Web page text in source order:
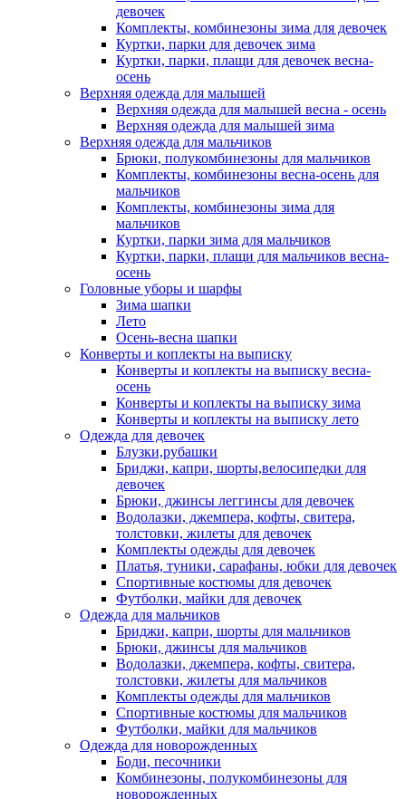
девочек
Комплекты, комбинезоны зима для девочек
Куртки, парки для девочек зима
Куртки, парки, плащи для девочек весна-
осень
Верхняя одежда для малышей
Верхняя одежда для малышей весна - осень
Верхняя одежда для малышей зима
Верхняя одежда для мальчиков
Брюки, полукомбинезоны для мальчиков
Комплекты, комбинезоны весна-осень для
мальчиков
Комплекты, комбинезоны зима для
мальчиков
Куртки, парки зима для мальчиков
Куртки, парки, плащи для мальчиков весна-
осень
Головные уборы и шарфы
Зима шапки
Лето
Осень-весна шапки
Конверты и коплекты на выписку
Конверты и коплекты на выписку весна-
осень
Конверты и коплекты на выписку зима
Конверты и коплекты на выписку лето
Одежда для девочек
Блузки,рубашки
Бриджи, капри, шорты,велосипедки для
девочек
Брюки, джинсы леггинсы для девочек
Водолазки, джемпера, кофты, свитера,
толстовки, жилеты для девочек
Комплекты одежды для девочек
Платья, туники, сарафаны, юбки для девочек
Спортивные костюмы для девочек
Футболки, майки для девочек
Одежда для мальчиков
Бриджи, капри, шорты для мальчиков
Брюки, джинсы для мальчиков
Водолазки, джемпера, кофты, свитера,
толстовки, жилеты для мальчиков
Комплекты одежды для мальчиков
Спортивные костюмы для мальчиков
Футболки, майки для мальчиков
Одежда для новорожденных
Боди, песочники
Комбинезоны, полукомбинезоны для
новорожденных